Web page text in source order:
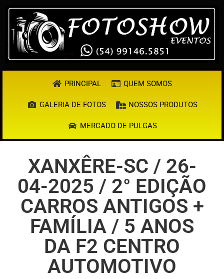
PRINCIPAL QUEM SOMOS
GALERIA DE FOTOS NOSSOS PRODUTOS
MERCADO DE PULGAS
XANXÊRE-SC / 26-
04-2025 / 2° EDIÇÃO
CARROS ANTIGOS +
FAMÍLIA / 5 ANOS
DA F2 CENTRO
AUTOMOTIVO